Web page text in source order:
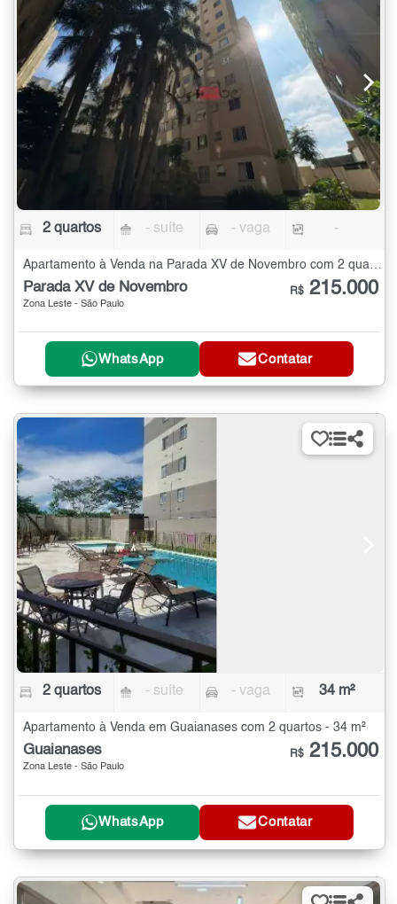
2 quartos - suíte - vaga -
Apartamento à Venda na Parada XV de Novembro com 2 quartos
Parada XV de Novembro
Zona Leste - São Paulo
R$ 215.000
WhatsApp Contatar
2 quartos - suíte - vaga 34 m²
Apartamento à Venda em Guaianases com 2 quartos - 34 m²
Guaianases
Zona Leste - São Paulo
R$ 215.000
WhatsApp Contatar